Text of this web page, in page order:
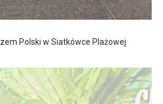
Polski w Siatkówce Plażowej